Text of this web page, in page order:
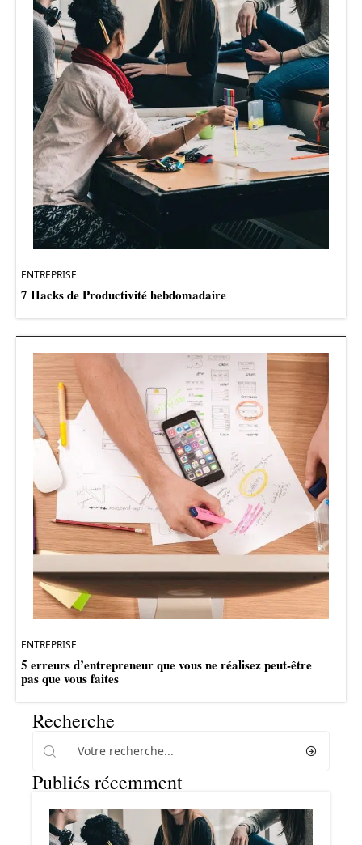
ENTREPRISE
7 Hacks de Productivité hebdomadaire
ENTREPRISE
5 erreurs d’entrepreneur que vous ne réalisez peut-être
pas que vous faites
Recherche
Publiés récemment